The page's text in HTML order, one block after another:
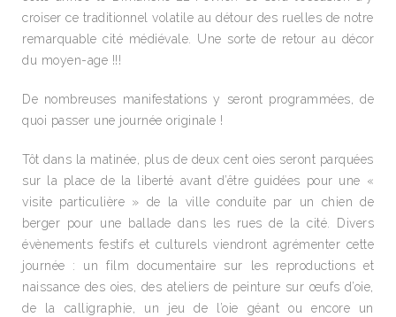
croiser ce traditionnel volatile au détour des ruelles de notre
remarquable cité médiévale. Une sorte de retour au décor
du moyen-age !!!
De nombreuses manifestations y seront programmées, de
quoi passer une journée originale !
Tôt dans la matinée, plus de deux cent oies seront parquées
sur la place de la liberté avant d’être guidées pour une «
visite particulière » de la ville conduite par un chien de
berger pour une ballade dans les rues de la cité. Divers
évènements festifs et culturels viendront agrémenter cette
journée : un film documentaire sur les reproductions et
naissance des oies, des ateliers de peinture sur œufs d’oie,
de la calligraphie, un jeu de l’oie géant ou encore un